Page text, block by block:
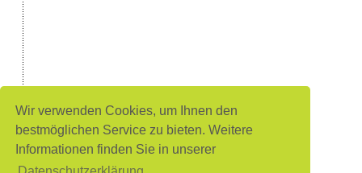
Wir verwenden Cookies, um Ihnen den
bestmöglichen Service zu bieten. Weitere
Informationen finden Sie in unserer